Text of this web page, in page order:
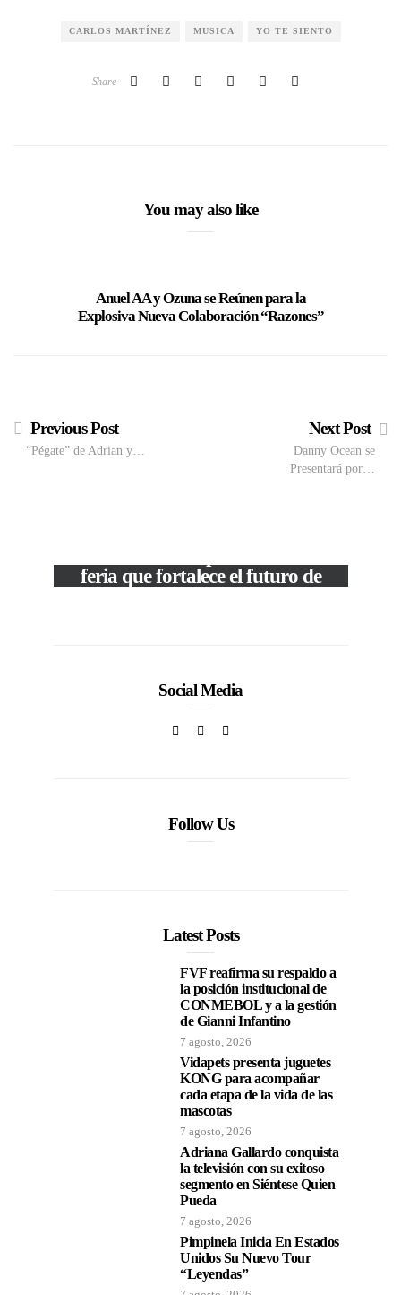
CARLOS MARTÍNEZ MUSICA YO TE SIENTO
Share
You may also like
Anuel AA y Ozuna se Reúnen para la
Explosiva Nueva Colaboración “Razones”
Previous Post
“Pégate” de Adrian y…
Next Post
Danny Ocean se
Presentará por…
feria que fortalece el futuro de
Social Media
Follow Us
Latest Posts
FVF reafirma su respaldo a
la posición institucional de
CONMEBOL y a la gestión
de Gianni Infantino
7 agosto, 2026
Vidapets presenta juguetes
KONG para acompañar
cada etapa de la vida de las
mascotas
7 agosto, 2026
Adriana Gallardo conquista
la televisión con su exitoso
segmento en Siéntese Quien
Pueda
7 agosto, 2026
Pimpinela Inicia En Estados
Unidos Su Nuevo Tour
“Leyendas”